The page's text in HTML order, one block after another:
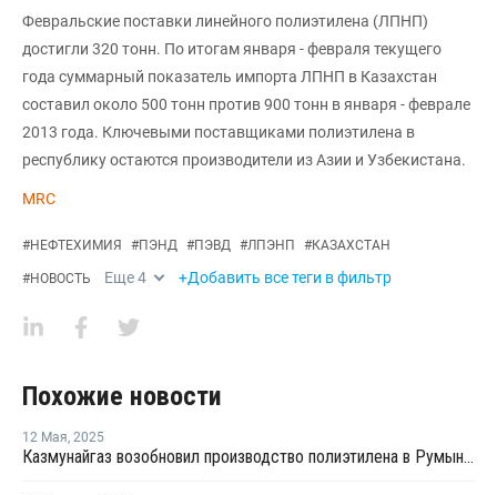
Февральские поставки линейного полиэтилена (ЛПНП)
достигли 320 тонн. По итогам января - февраля текущего
года суммарный показатель импорта ЛПНП в Казахстан
составил около 500 тонн против 900 тонн в января - феврале
2013 года. Ключевыми поставщиками полиэтилена в
республику остаются производители из Азии и Узбекистана.
MRC
#НЕФТЕХИМИЯ #ПЭНД #ПЭВД #ЛПЭНП #КАЗАХСТАН
#НОВОСТЬ Еще4 +Добавить все теги в фильтр
Похожие новости
12 Мая, 2025
Казмунайгаз возобновил производство полиэтилена в Румынии